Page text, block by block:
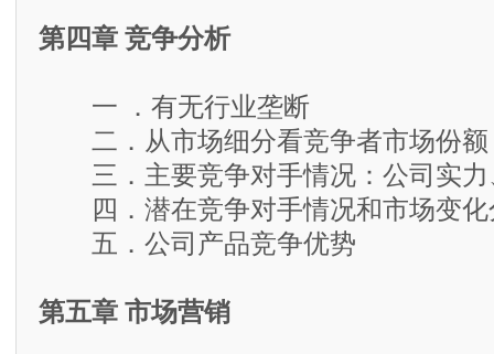
第四章 竞争分析
一 ．有无行业垄断
二．从市场细分看竞争者市场份额
三．主要竞争对手情况：公司实力
四．潜在竞争对手情况和市场变化
五．公司产品竞争优势
第五章 市场营销